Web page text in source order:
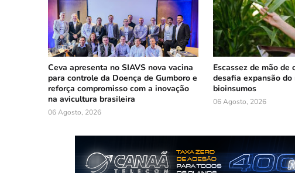
Ceva apresenta no SIAVS nova vacina
para controle da Doença de Gumboro e
reforça compromisso com a inovação
na avicultura brasileira
06 Agosto, 2026
Escassez de mão de
desafia expansão do
bioinsumos
06 Agosto, 2026